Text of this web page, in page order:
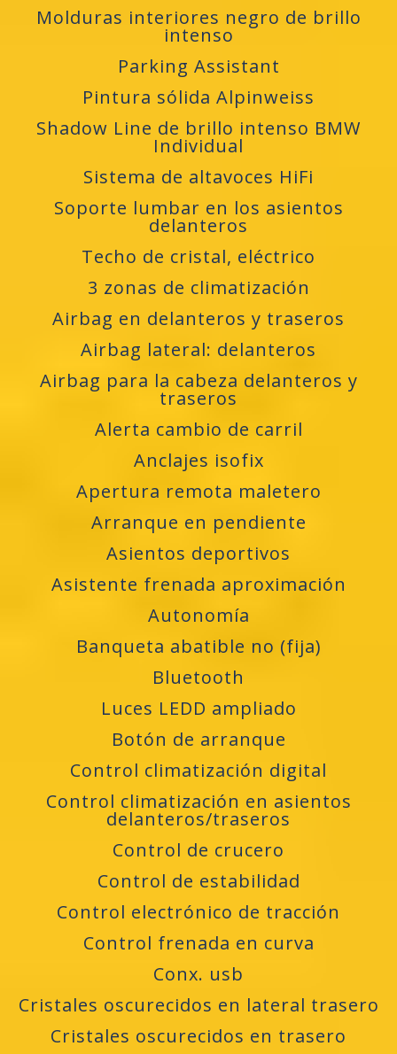
Molduras interiores negro de brillo
intenso
Parking Assistant
Pintura sólida Alpinweiss
Shadow Line de brillo intenso BMW
Individual
Sistema de altavoces HiFi
Soporte lumbar en los asientos
delanteros
Techo de cristal, eléctrico
3 zonas de climatización
Airbag en delanteros y traseros
Airbag lateral: delanteros
Airbag para la cabeza delanteros y
traseros
Alerta cambio de carril
Anclajes isofix
Apertura remota maletero
Arranque en pendiente
Asientos deportivos
Asistente frenada aproximación
Autonomía
Banqueta abatible no (fija)
Bluetooth
Luces LEDD ampliado
Botón de arranque
Control climatización digital
Control climatización en asientos
delanteros/traseros
Control de crucero
Control de estabilidad
Control electrónico de tracción
Control frenada en curva
Conx. usb
Cristales oscurecidos en lateral trasero
Cristales oscurecidos en trasero